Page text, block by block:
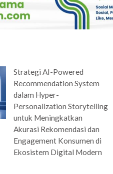
Strategi AI-Powered
Recommendation System
dalam Hyper-
Personalization Storytelling
untuk Meningkatkan
Akurasi Rekomendasi dan
Engagement Konsumen di
Ekosistem Digital Modern